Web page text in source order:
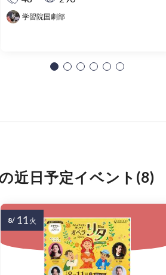
学習院国劇部
近日予定イベント(8)
8/ 11 火